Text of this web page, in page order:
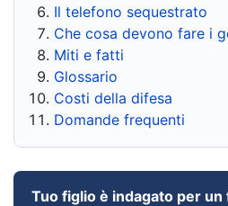
Il telefono sequestrato
Che cosa devono fare i
Miti e fatti
Glossario
Costi della difesa
Domande frequenti
Tuo figlio è indagato per